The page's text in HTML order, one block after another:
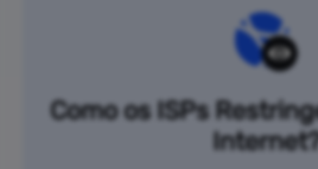
Como os ISPs